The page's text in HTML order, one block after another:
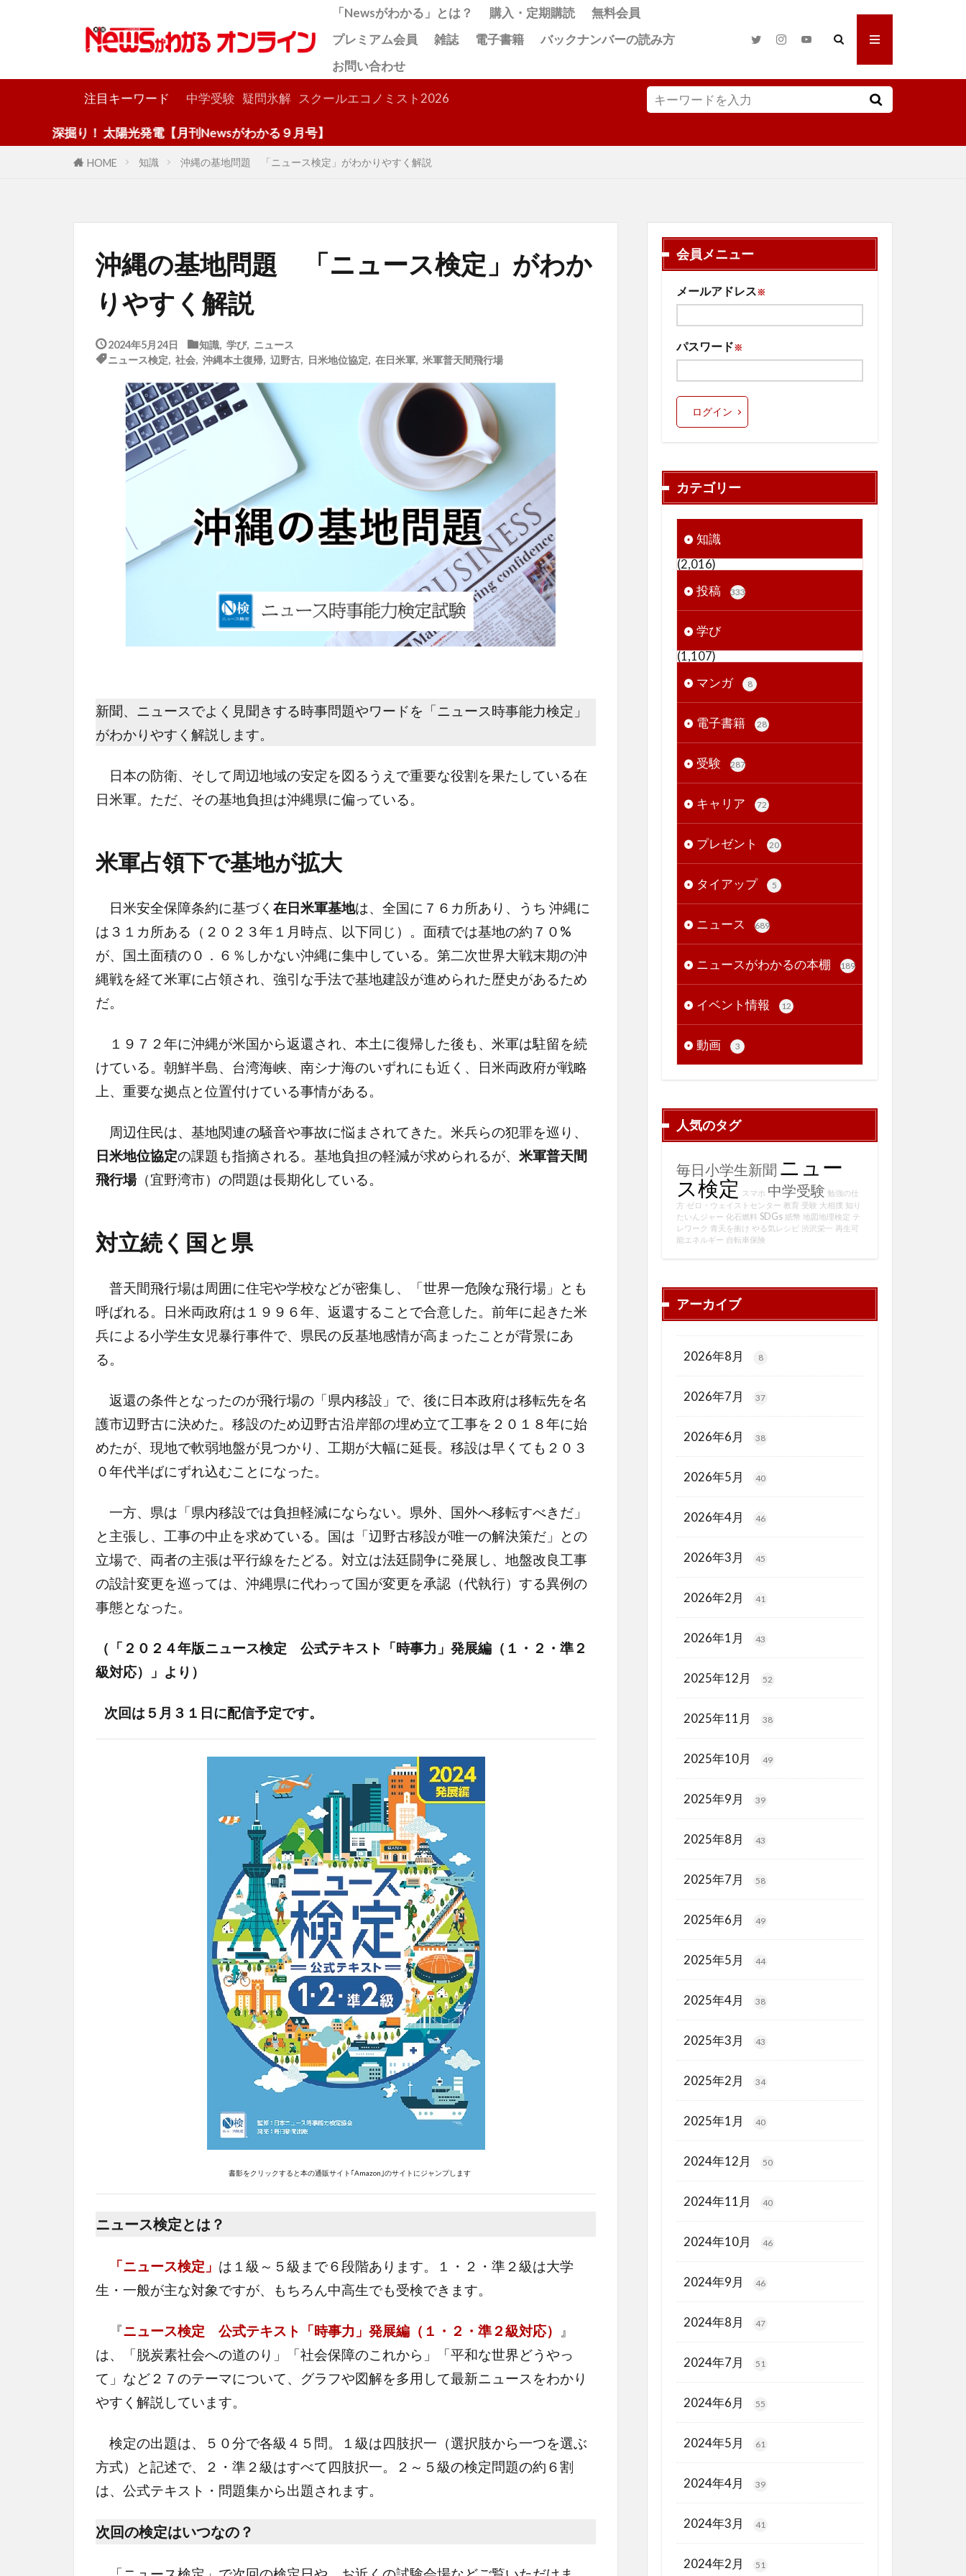
「Newsがわかる」とは？ 購入・定期購読
無料会員
プレミアム会員
雑誌 電子書籍
バックナンバーの読み方
お問い合わせ
注目キーワード 中学受験 疑問氷解 スクールエコノミスト2026
掘り！ 太陽光発電【月刊Newsがわかる９月号】
HOME 知識 沖縄の基地問題 「ニュース検定」がわかりやすく解説
沖縄の基地問題 「ニュース検定」がわか
りやすく解説
2024年5月24日 知識 学び,
ニュース
ニュース検定
社会, 沖縄本土復帰, 辺野古, 日米地位協定 在日米軍, 米軍普天間飛行場
新聞、ニュースでよく見聞きする時事問題やワードを「ニュース時事能力検定」
がわかりやすく解説します。
日本の防衛、そして周辺地域の安定を図るうえで重要な役割を果たしている在
日米軍。ただ、その基地負担は沖縄県に偏っている。
米軍占領下で基地が拡大
日米安全保障条約に基づく 在日米軍基地は、全国に７６カ所あり、うち 沖縄に
は３１カ所ある（２０２３年１月時点、以下同じ）。面積では基地の約７０%
が、国土面積の０．６％しかない沖縄に集中している。第二次世界大戦末期の沖
縄戦を経て米軍に占領され、強引な手法で基地建設が進められた歴史があるため
だ。
１９７２年に沖縄が米国から返還され、本土に復帰した後も、米軍は駐留を続
けている。朝鮮半島、台湾海峡、南シナ海のいずれにも近く、日米両政府が戦略
上、重要な拠点と位置付けている事情がある。
周辺住民は、基地関連の騒音や事故に悩まされてきた。米兵らの犯罪を巡り、
日米地位協定の課題も指摘される。基地負担の軽減が求められるが、 米軍普天間
飛行場（宜野湾市）の問題は長期化している。
対立続く国と県
普天間飛行場は周囲に住宅や学校などが密集し、「世界一危険な飛行場」とも
呼ばれる。日米両政府は１９９６年、返還することで合意した。前年に起きた米
兵による小学生女児暴行事件で、県民の反基地感情が高まったことが背景にあ
る。
返還の条件となったのが飛行場の「県内移設」で、後に日本政府は移転先を名
護市辺野古に決めた。移設のため辺野古沿岸部の埋め立て工事を２０１８年に始
めたが、現地で軟弱地盤が見つかり、工期が大幅に延長。移設は早くても２０３
０年代半ばにずれ込むことになった。
一方、県は「県内移設では負担軽減にならない。県外、国外へ移転すべきだ」
と主張し、工事の中止を求めている。国は「辺野古移設が唯一の解決策だ」との
立場で、両者の主張は平行線をたどる。対立は法廷闘争に発展し、地盤改良工事
の設計変更を巡っては、沖縄県に代わって国が変更を承認（代執行）する異例の
事態となった。
（「２０２４年版ニュース検定 公式テキスト「時事力」発展編（１・２・準２
級対応）」より）
次回は５月３１日に配信予定です。
書影をクリックすると本の通販サイト｢Amazon｣のサイトにジャンプします
ニュース検定とは？
「ニュース検定」 は１級～５級まで６段階あります。１・２・準２級は大学
生・一般が主な対象ですが、もちろん中高生でも受検できます。
『ニュース検定 公式テキスト「時事力」発展編（１・２・準２級対応）
』
は、「脱炭素社会への道のり」「社会保障のこれから」「平和な世界どうやっ
て」など２７のテーマについて、グラフや図解を多用して最新ニュースをわかり
やすく解説しています。
検定の出題は、５０分で各級４５問。１級は四肢択一（選択肢から一つを選ぶ
方式）と記述で、２・準２級はすべて四肢択一。２～５級の検定問題の約６割
は、公式テキスト・問題集から出題されます。
次回の検定はいつなの？
会員メニュー
メールアドレス※
パスワード※
ログイン
カテゴリー
知識
(2,016)
投稿
333
学び
(1,107)
マンガ
8
電子書籍 28
受験 287
キャリア 72
プレゼント 20
タイアップ 5
ニュース 689
ニュースがわかるの本棚 189
イベント情報 12
動画 3
人気のタグ
毎日小学生新聞 ニュー
ス検定
スマホ 中学受験 勉強の仕
方 ゼロ・ウェイストセンター 教育 受験 大相撲 知り
たいんジャー 化石燃料 SDGs 紙幣 地図地理検定 テ
レワーク 青天を衝け やる気レシピ 渋沢栄一 再生可
能エネルギー 自転車保険
アーカイブ
2026年8月 8
2026年7月 37
2026年6月 38
2026年5月 40
2026年4月 46
2026年3月 45
2026年2月 41
2026年1月 43
2025年12月 52
2025年11月 38
2025年10月 49
2025年9月 39
2025年8月 43
2025年7月 58
2025年6月 49
2025年5月 44
2025年4月 38
2025年3月 43
2025年2月 34
2025年1月 40
2024年12月 50
2024年11月 40
2024年10月 46
2024年9月 46
2024年8月 47
2024年7月 51
2024年6月 55
2024年5月 61
2024年4月 39
2024年3月 41
2024年2月 51
検索